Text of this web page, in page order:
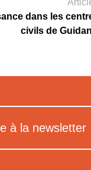
dans les
civils de
à la newsletter